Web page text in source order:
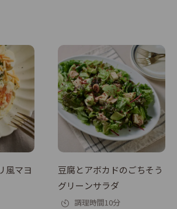
風マヨ
豆腐とアボカドのごちそう
グリーンサラダ
調理時間10分